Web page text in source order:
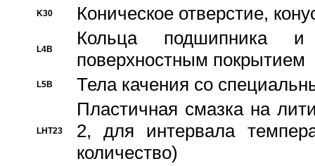
K30 Коническое отверстие,
L4B
Кольца подшипника
поверхностным покрытием
L5B Тела качения со
LHT23
Пластичная смазка на
2, для интервала
количество)